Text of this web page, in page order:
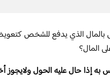
الذي يدفع للشخص
المال؟
إذا حال عليه الحول ولايجوز